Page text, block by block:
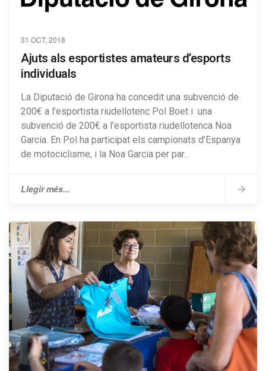
31 OCT, 2018
Ajuts als esportistes amateurs d’esports
individuals
La Diputació de Girona ha concedit una subvenció de
200€ a l’esportista riudellotenc Pol Boet i una
subvenció de 200€ a l’esportista riudellotenca Noa
Garcia. En Pol ha participat els campionats d’Espanya
de motociclisme, i la Noa Garcia per par...
Llegir més...